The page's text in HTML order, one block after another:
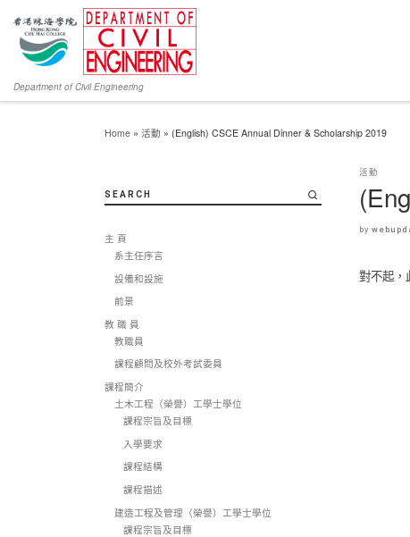
Department of Civil Engineering
Home » 活動 » (English) CSCE Annual Dinner & Scholarship 2019
活動
by
對不起，
SEARCH
主 頁
系主任序言
設備和設施
前景
教 職 員
教職員
課程顧問及校外考試委員
課程簡介
土木工程（榮譽）工學士學位
課程宗旨及目標
入學要求
課程結構
課程描述
建造工程及管理（榮譽）工學士學位
課程宗旨及目標